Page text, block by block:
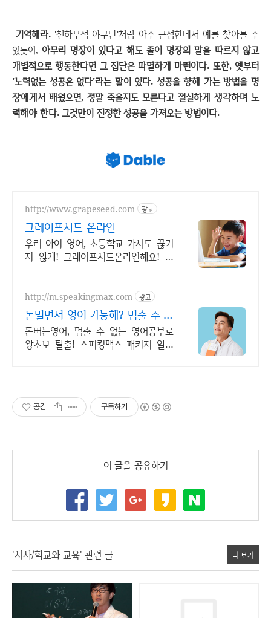
기억해라. '천하무적 야구단'처럼 아주 근접한데서 예를 찾아볼 수
있듯이, 아무리 명장이 있다고 해도 졸이 명장의 말을 따르지 않고
개별적으로 행동한다면 그 집단은 파멸하게 마련이다. 또한, 옛부터
'노력없는 성공은 없다'라는 말이 있다. 성공을 향해 가는 방법을 명
장에게서 배웠으면, 정말 죽을지도 모른다고 절실하게 생각하며 노
력해야 한다. 그것만이 진정한 성공을 가져오는 방법이다.
http://www.grapeseed.com 광고
그레이프시드 온라인
우리 아이 영어, 초등학교 가서도 끊기
지 않게! 그레이프시드온라인해요! 집
http://m.speakingmax.com 광고
돈벌면서 영어 가능해? 멈출 수 없
는 영어회화
돈버는영어, 멈출 수 없는 영어공부로
왕초보 탈출! 스피킹맥스 패키지 알아
공감 구독하기
이 글을 공유하기
'시사/학교와 교육' 관련 글 더 보기